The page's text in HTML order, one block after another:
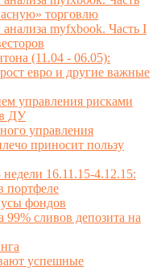
торговлю
myfxbook. Часть I
(11.04 - 06.05):
евро и другие важные
управления рисками
ДУ
управления
приносит пользу
16.11.15-4.12.15:
портфеле
фондов
сливов депозита на
успешные